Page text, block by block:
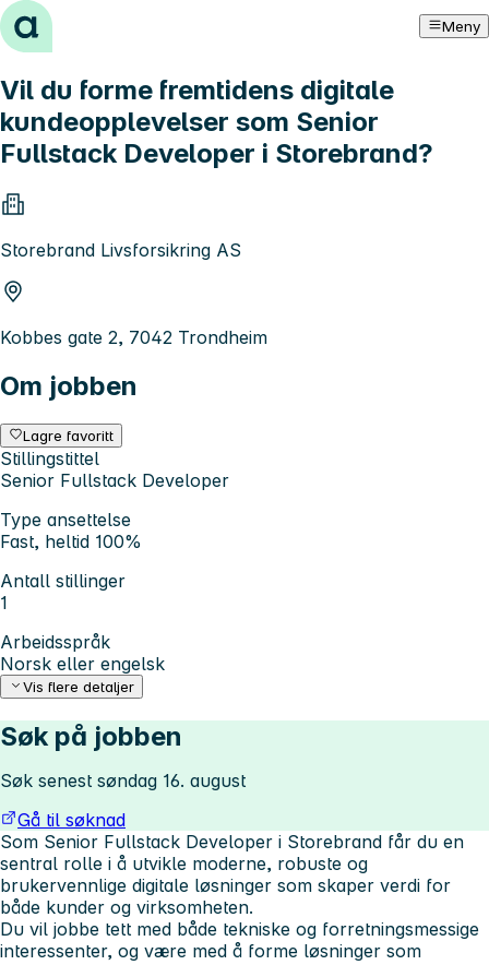
Hopp til innhold Meny
Vil du forme fremtidens digitale
kundeopplevelser som Senior
Fullstack Developer i Storebrand?
Storebrand Livsforsikring AS
Kobbes gate 2, 7042 Trondheim
Om jobben
Lagre favoritt
Stillingstittel
Senior Fullstack Developer
Type ansettelse
Fast, heltid 100%
Antall stillinger
1
Arbeidsspråk
Norsk eller engelsk
Vis flere detaljer
Søk på jobben
Søk senest søndag 16. august
Gå til søknad
Som Senior Fullstack Developer i Storebrand får du en
sentral rolle i å utvikle moderne, robuste og
brukervennlige digitale løsninger som skaper verdi for
både kunder og virksomheten.
Du vil jobbe tett med både tekniske og forretningsmessige
interessenter, og være med å forme løsninger som